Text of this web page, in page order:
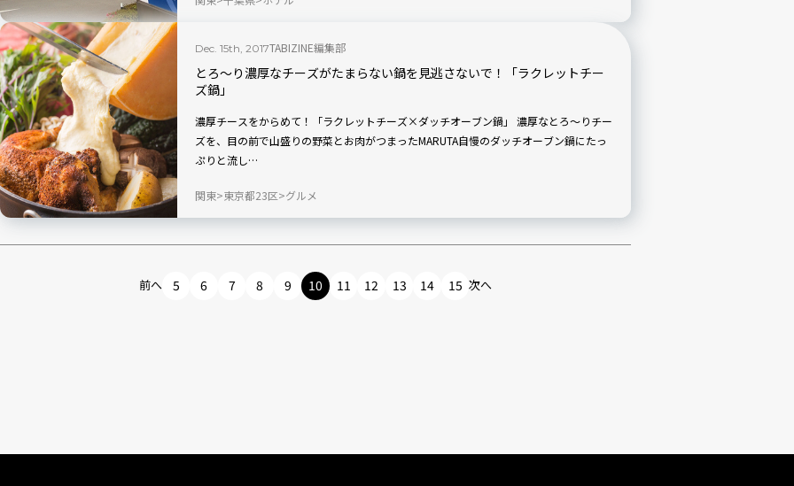
Dec. 15th, 2017TABIZINE編集部
とろ～り濃厚なチーズがたまらない鍋を見逃さないで！「ラクレットチー
ズ鍋」
濃厚チースをからめて！「ラクレットチーズ×ダッチオーブン鍋」 濃厚なとろ～りチー
ズを、目の前で山盛りの野菜とお肉がつまったMARUTA自慢のダッチオーブン鍋にたっ
ぷりと流し…
関東 東京都23区 グルメ
前へ 5 6 7 8 9 10 11 12 13 14 15 次へ